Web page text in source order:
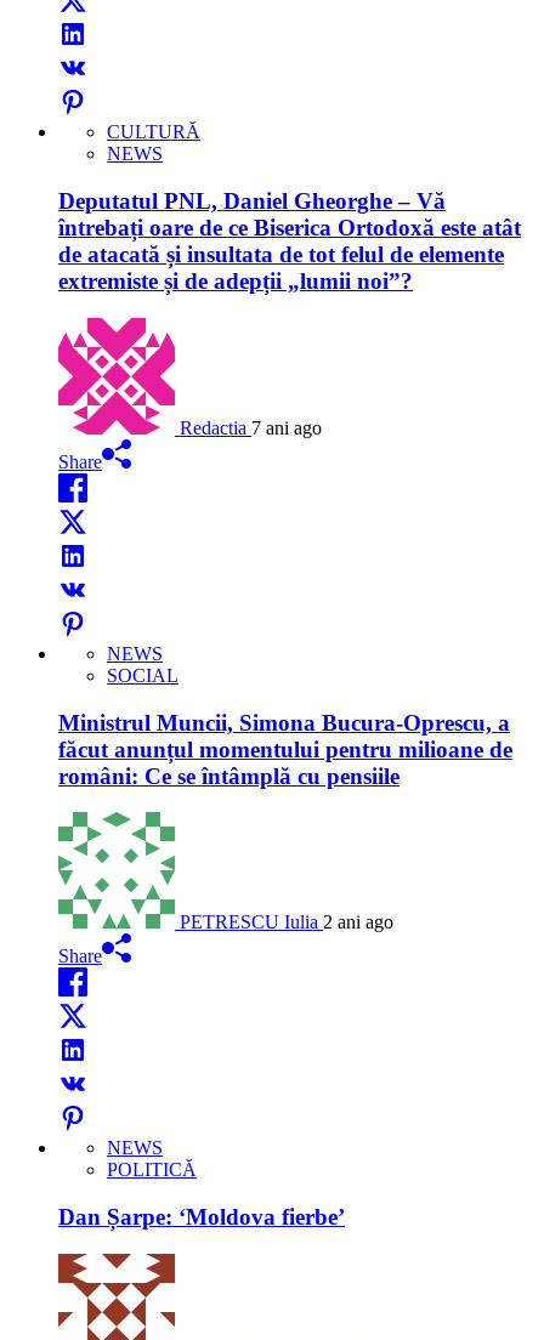
CULTURĂ
NEWS
Deputatul PNL, Daniel Gheorghe – Vă
întrebați oare de ce Biserica Ortodoxă este atât
de atacată și insultata de tot felul de elemente
extremiste și de adepții „lumii noi”?
Redactia 7 ani ago
Share
NEWS
SOCIAL
Ministrul Muncii, Simona Bucura-Oprescu, a
făcut anunțul momentului pentru milioane de
români: Ce se întâmplă cu pensiile
PETRESCU Iulia 2 ani ago
Share
NEWS
POLITICĂ
Dan Șarpe: ‘Moldova fierbe’